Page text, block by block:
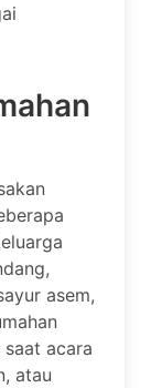
asem,
acara
atau